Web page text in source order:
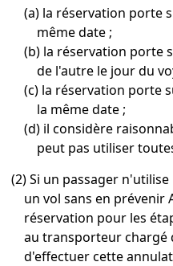
(a) la réservation porte
même date ;
(b) la réservation porte
de l'autre le jour du
(c) la réservation porte
la même date ;
(d) il considère
peut pas utiliser
(2) Si un passager
un vol sans en prévenir
réservation pour les
au transporteur chargé
d'effectuer cette